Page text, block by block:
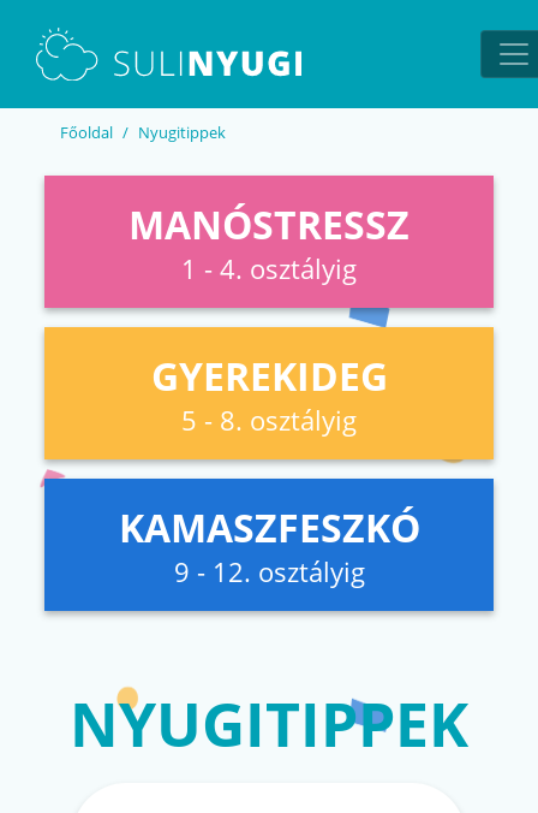
Főoldal Nyugitippek
MANÓSTRESSZ
1 - 4. osztályig
GYEREKIDEG
5 - 8. osztályig
KAMASZFESZKÓ
9 - 12. osztályig
NYUGITIPPEK